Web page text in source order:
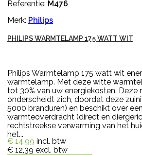
Referentie: M476
Merk: Philips
PHILIPS WARMTELAMP 175 WATT WIT
Philips Warmtelamp 175 watt wit
warmtelamp. Met deze witte
tot 30% van uw energiekosten. Deze
onderscheidt zich, doordat deze
5000 branduren) en beschikt over
warmteoverdracht (direct en
rechtstreekse verwarming van het
het...
€ 14,99 incl. btw
€ 12,39 excl. btw